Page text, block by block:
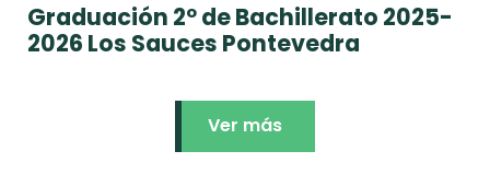
Graduación 2º de Bachillerato 2025-
2026 Los Sauces Pontevedra
Ver más